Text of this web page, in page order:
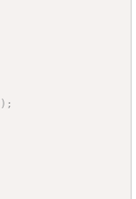
) ;